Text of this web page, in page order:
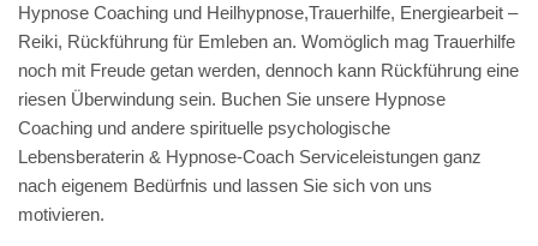
Hypnose Coaching und Heilhypnose,Trauerhilfe, Energiearbeit –
Reiki, Rückführung für Emleben an. Womöglich mag Trauerhilfe
noch mit Freude getan werden, dennoch kann Rückführung eine
riesen Überwindung sein. Buchen Sie unsere Hypnose
Coaching und andere spirituelle psychologische
Lebensberaterin & Hypnose-Coach Serviceleistungen ganz
nach eigenem Bedürfnis und lassen Sie sich von uns
motivieren.